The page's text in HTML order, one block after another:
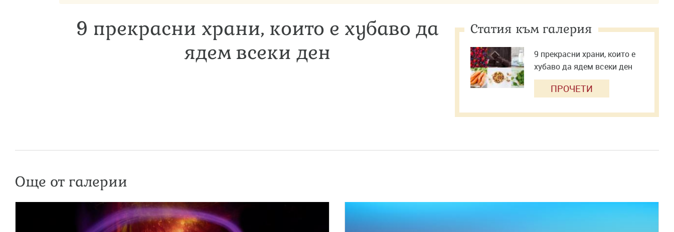
9 прекрасни храни, които е хубаво да
ядем всеки ден
Статия към галерия
9 прекрасни храни, които е
хубаво да ядем всеки ден
ПРОЧЕТИ
Още от галерии